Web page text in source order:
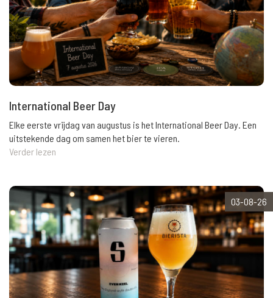
International Beer Day
Elke eerste vrijdag van augustus is het International Beer Day. Een
uitstekende dag om samen het bier te vieren.
Verder lezen
03-08-26